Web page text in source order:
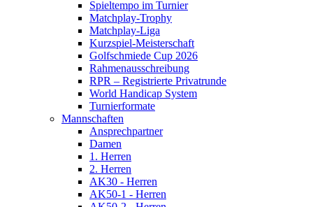
Spieltempo im Turnier
Matchplay-Trophy
Matchplay-Liga
Kurzspiel-Meisterschaft
Golfschmiede Cup 2026
Rahmenausschreibung
RPR – Registrierte Privatrunde
World Handicap System
Turnierformate
Mannschaften
Ansprechpartner
Damen
1. Herren
2. Herren
AK30 - Herren
AK50-1 - Herren